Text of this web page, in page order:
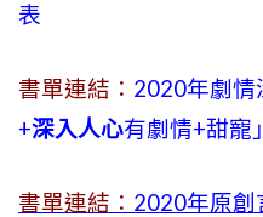
表
書單連結： 2020年劇情
+深入人心有劇情+甜寵
書單連結： 2020年原創